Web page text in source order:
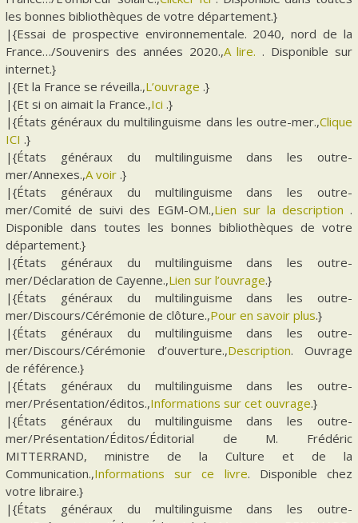
les bonnes bibliothèques de votre département.}
|{Essai de prospective environnementale. 2040, nord de la
France…/Souvenirs des années 2020.,A lire. . Disponible sur
internet.}
|{Et la France se réveilla.,L’ouvrage .}
|{Et si on aimait la France.,Ici .}
|{États généraux du multilinguisme dans les outre-mer.,Clique
ICI .}
|{États généraux du multilinguisme dans les outre-
mer/Annexes.,A voir .}
|{États généraux du multilinguisme dans les outre-
mer/Comité de suivi des EGM-OM.,Lien sur la description .
Disponible dans toutes les bonnes bibliothèques de votre
département.}
|{États généraux du multilinguisme dans les outre-
mer/Déclaration de Cayenne.,Lien sur l’ouvrage.}
|{États généraux du multilinguisme dans les outre-
mer/Discours/Cérémonie de clôture.,Pour en savoir plus.}
|{États généraux du multilinguisme dans les outre-
mer/Discours/Cérémonie d’ouverture.,Description. Ouvrage
de référence.}
|{États généraux du multilinguisme dans les outre-
mer/Présentation/éditos.,Informations sur cet ouvrage.}
|{États généraux du multilinguisme dans les outre-
mer/Présentation/Éditos/Éditorial de M. Frédéric
MITTERRAND, ministre de la Culture et de la
Communication.,Informations sur ce livre. Disponible chez
votre libraire.}
|{États généraux du multilinguisme dans les outre-